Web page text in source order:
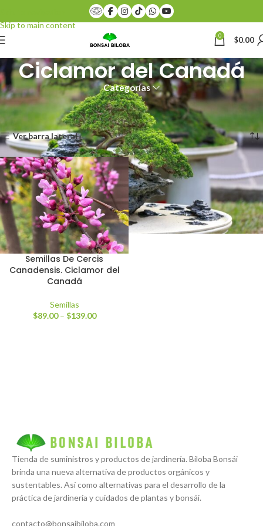
Skip to main content
0 $0.00
Ciclamor del Canadá
Categorías
Inicio Productos etiquetados “Ciclamor del Canadá”
Mostrando el único resultado
Ver barra lateral
Semillas De Cercis
Canadensis. Ciclamor del
Canadá
Semillas
$89.00 – $139.00
Tienda de suministros y productos de jardinería. Biloba Bonsái
brinda una nueva alternativa de productos orgánicos y
sustentables. Así como alternativas para el desarrollo de la
práctica de jardinería y cuidados de plantas y bonsái.
contacto@bonsaibiloba.com